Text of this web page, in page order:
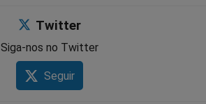
Twitter
Siga-nos no Twitter
Seguir